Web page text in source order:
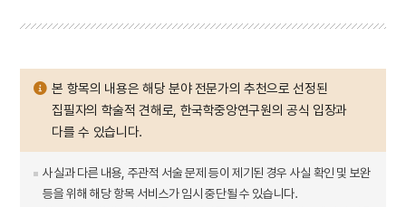
본 항목의 내용은 해당 분야 전문가의 추천으로 선정된
집필자의 학술적 견해로, 한국학중앙연구원의 공식 입장과
다를 수 있습니다.
사실과 다른 내용, 주관적 서술 문제 등이 제기된 경우 사실 확인 및 보완
등을 위해 해당 항목 서비스가 임시 중단될 수 있습니다.